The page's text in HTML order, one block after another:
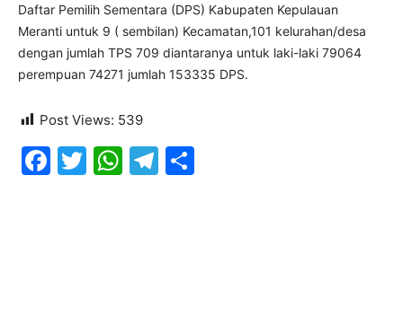
Daftar Pemilih Sementara (DPS) Kabupaten Kepulauan
Meranti untuk 9 ( sembilan) Kecamatan,101 kelurahan/desa
dengan jumlah TPS 709 diantaranya untuk laki-laki 79064
perempuan 74271 jumlah 153335 DPS.
Post Views: 539
Facebook
Twitter
WhatsApp
Telegram